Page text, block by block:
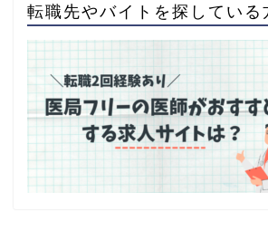
転職先やバイトを探している